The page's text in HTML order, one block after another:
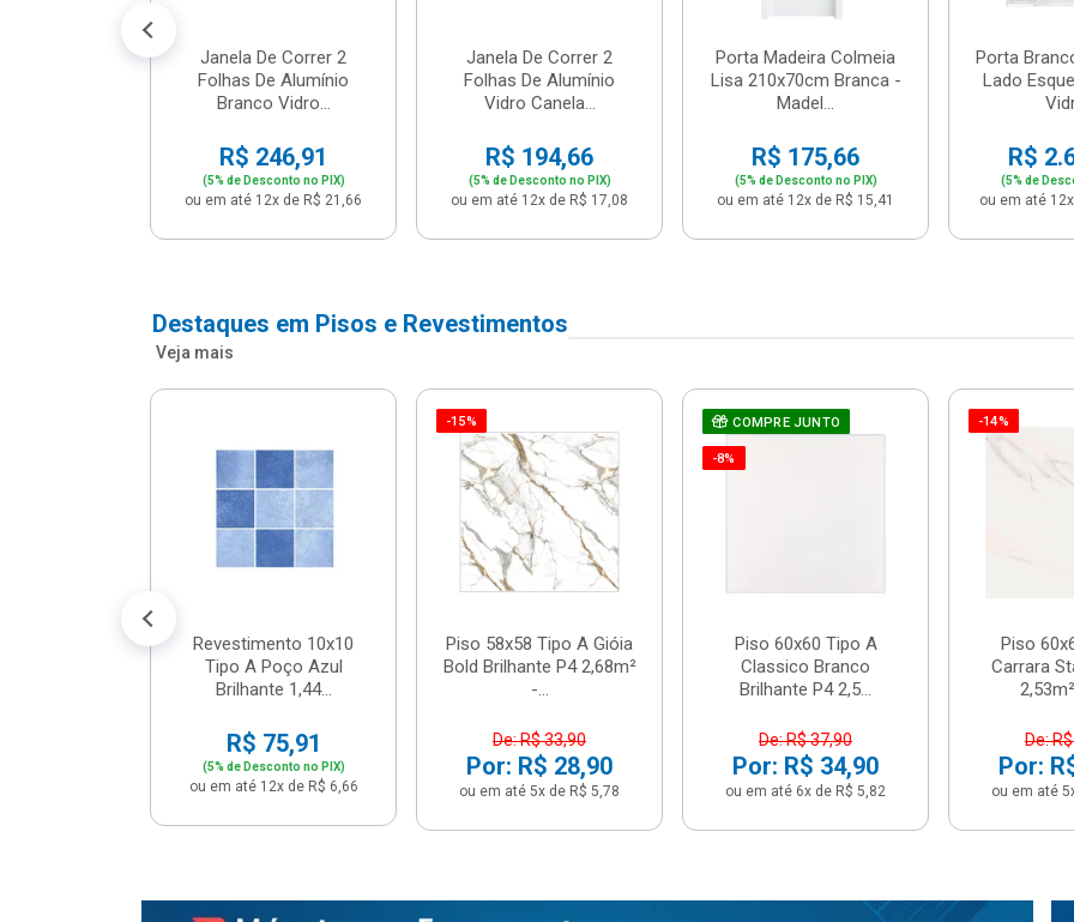
Janela De Correr 2
Folhas De Alumínio
Branco Vidro...
R$ 246,91
(5% de Desconto no PIX)
ou em até 12x de R$ 21,66
Janela De Correr 2
Folhas De Alumínio
Vidro Canela...
R$ 194,66
(5% de Desconto no PIX)
ou em até 12x de R$ 17,08
Porta Madeira Colmeia
Lisa 210x70cm Branca -
Madel...
R$ 175,66
(5% de Desconto no PIX)
ou em até 12x de R$ 15,41
Porta
Lado
R$
(5% de
ou em até
Destaques em Pisos e Revestimentos
Veja mais
Revestimento 10x10
Tipo A Poço Azul
Brilhante 1,44...
R$ 75,91
(5% de Desconto no PIX)
ou em até 12x de R$ 6,66
-15%
Piso 58x58 Tipo A Gióia
Bold Brilhante P4 2,68m²
-...
De: R$ 33,90
Por: R$ 28,90
ou em até 5x de R$ 5,78
COMPRE JUNTO
-8%
Piso 60x60 Tipo A
Classico Branco
Brilhante P4 2,5...
De: R$ 37,90
Por: R$ 34,90
ou em até 6x de R$ 5,82
-14%
Piso
Carrara
De:
Por:
ou em até